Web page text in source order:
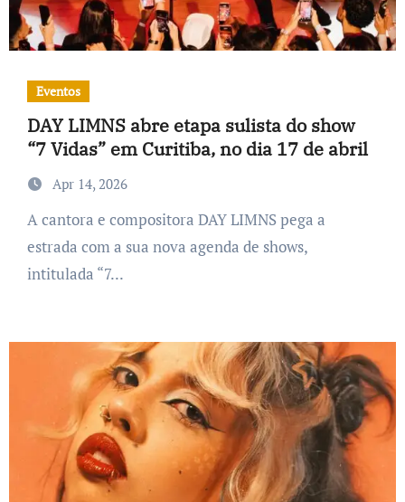
Eventos
DAY LIMNS abre etapa sulista do show
“7 Vidas” em Curitiba, no dia 17 de abril
Apr 14, 2026
A cantora e compositora DAY LIMNS pega a
estrada com a sua nova agenda de shows,
intitulada “7...